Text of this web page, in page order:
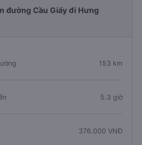
đường Cầu Giấy đi Hưng
153 km
5.3 giờ
376.000 VNĐ